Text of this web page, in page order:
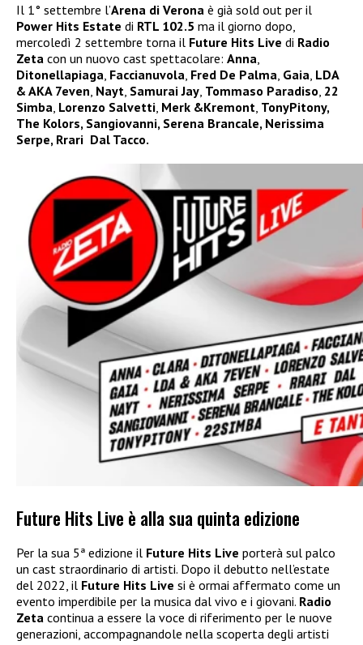
Il 1° settembre l’Arena di Verona è già sold out per il
Power Hits Estate di RTL 102.5 ma il giorno dopo,
mercoledì 2 settembre torna il Future Hits Live di Radio
Zeta con un nuovo cast spettacolare: Anna
Ditonellapiaga Faccianuvola Fred De Palma Gaia LDA
& AKA 7even Nayt Samurai Jay Tommaso Paradiso 22
Simba Lorenzo Salvetti Merk &Kremont TonyPitony,
The Kolors, Sangiovanni, Serena Brancale, Nerissima
Serpe, Rrari Dal Tacco.
Future Hits Live è alla sua quinta edizione
Per la sua 5ª edizione il Future Hits Live porterà sul palco
un cast straordinario di artisti. Dopo il debutto nell’estate
del 2022, il Future Hits Live si è ormai affermato come un
evento imperdibile per la musica dal vivo e i giovani. Radio
Zeta continua a essere la voce di riferimento per le nuove
generazioni, accompagnandole nella scoperta degli artisti